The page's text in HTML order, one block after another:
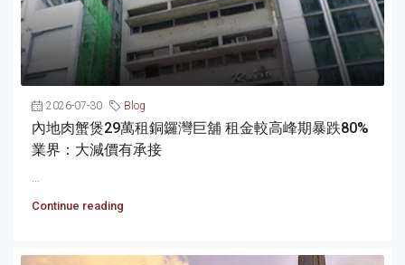
2026-07-30 Blog
內地肉蟹煲29萬租銅鑼灣巨舖 租金較高峰期暴跌80%
業界：大減價有承接
Continue reading